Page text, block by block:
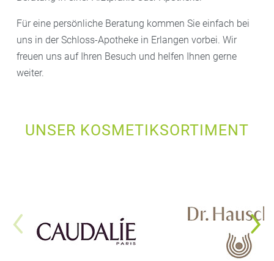
Für eine persönliche Beratung kommen Sie einfach bei
uns in der Schloss-Apotheke in Erlangen vorbei. Wir
freuen uns auf Ihren Besuch und helfen Ihnen gerne
weiter.
UNSER KOSMETIKSORTIMENT